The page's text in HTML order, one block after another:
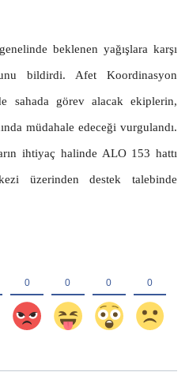
beklenen yağışlara karşı
bildirdi. Afet Koordinasyon
sahada görev alacak ekiplerin,
müdahale edeceği vurgulandı.
ihtiyaç halinde ALO 153 hattı
üzerinden destek talebinde